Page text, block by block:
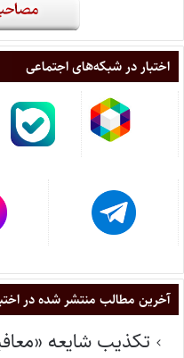
اختبار در شبکه‌های اجتماعی
آخرین مطالب منتشر شده در
تکذیب شایعه